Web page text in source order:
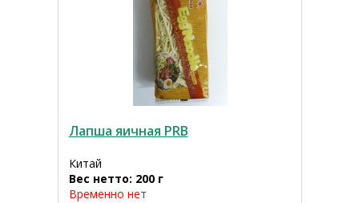
Лапша яичная PRB
Китай
Вес нетто: 200 г
Временно нет